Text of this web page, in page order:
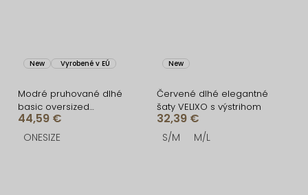
New Vyrobené v EÚ
Modré pruhované dlhé
basic oversized
bavlnené košeľové šaty
FLARETA
44,59 €
ONESIZE
New
Červené dlhé elegantné
šaty VELIXO s výstrihom
32,39 €
S/M M/L